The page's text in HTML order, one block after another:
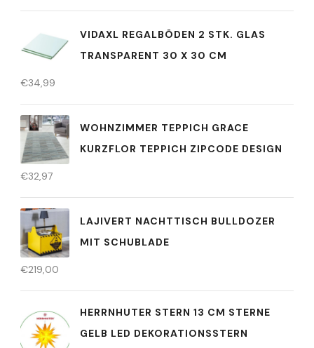
VIDAXL REGALBÖDEN 2 STK. GLAS
TRANSPARENT 30 X 30 CM
€34,99
WOHNZIMMER TEPPICH GRACE
KURZFLOR TEPPICH ZIPCODE DESIGN
€32,97
LAJIVERT NACHTTISCH BULLDOZER
MIT SCHUBLADE
€219,00
HERRNHUTER STERN 13 CM STERNE
GELB LED DEKORATIONSSTERN